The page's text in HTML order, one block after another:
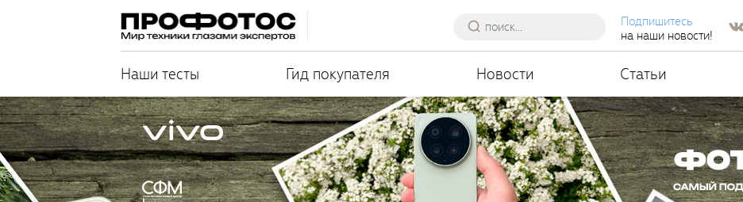
Подпишитесь
на наши новости!
Наши тесты Гид покупателя Новости Статьи